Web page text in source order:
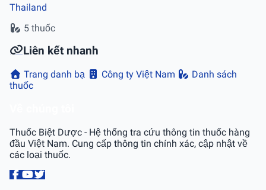
Thailand
5 thuốc
Liên kết nhanh
Trang danh bạ Công ty Việt Nam
Danh sách
thuốc
Thuốc Biệt Dược - Hệ thống tra cứu thông tin thuốc hàng
đầu Việt Nam. Cung cấp thông tin chính xác, cập nhật về
các loại thuốc.